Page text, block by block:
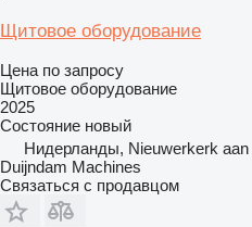
Щитовое оборудование
Цена по запросу
Щитовое оборудование
2025
Состояние новый
Нидерланды, Nieuwerkerk
Duijndam Machines
Связаться с продавцом